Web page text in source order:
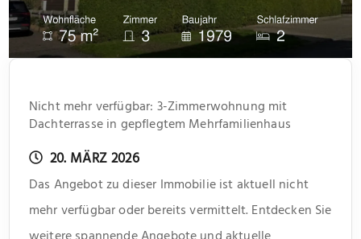
Nicht mehr verfügbar: 3-Zimmerwohnung mit
Dachterrasse in gepflegtem Mehrfamilienhaus
20. MÄRZ 2026
Das Angebot zu dieser Immobilie ist aktuell nicht
mehr verfügbar oder bereits vermittelt. Entdecken Sie